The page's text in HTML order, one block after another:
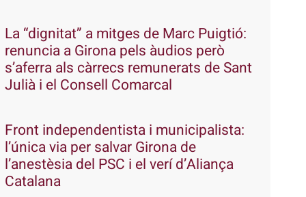
La “dignitat” a mitges de Marc Puigtió:
renuncia a Girona pels àudios però
s’aferra als càrrecs remunerats de Sant
Julià i el Consell Comarcal
Front independentista i municipalista:
l’única via per salvar Girona de
l’anestèsia del PSC i el verí d’Aliança
Catalana